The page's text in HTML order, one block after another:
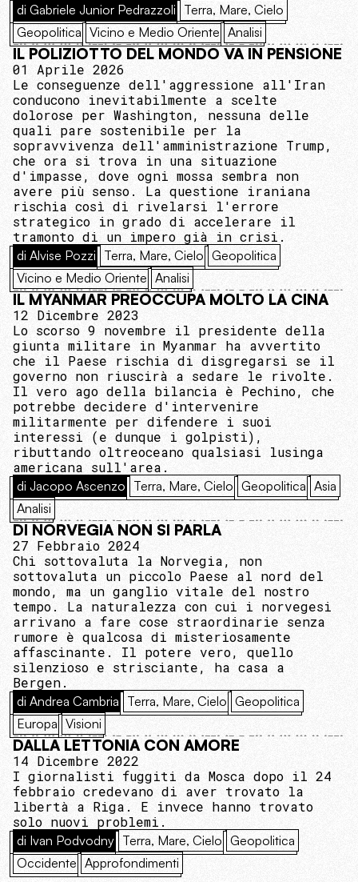
di Gabriele Junior Pedrazzoli Terra, Mare, Cielo
Geopolitica Vicino e Medio Oriente Analisi
IL POLIZIOTTO DEL MONDO VA IN PENSIONE
01 Aprile 2026
Le conseguenze dell'aggressione all'Iran
conducono inevitabilmente a scelte
dolorose per Washington, nessuna delle
quali pare sostenibile per la
sopravvivenza dell'amministrazione Trump,
che ora si trova in una situazione
d'impasse, dove ogni mossa sembra non
avere più senso. La questione iraniana
rischia così di rivelarsi l'errore
strategico in grado di accelerare il
tramonto di un impero già in crisi.
di Alvise Pozzi Terra, Mare, Cielo Geopolitica
Vicino e Medio Oriente Analisi
IL MYANMAR PREOCCUPA MOLTO LA CINA
12 Dicembre 2023
Lo scorso 9 novembre il presidente della
giunta militare in Myanmar ha avvertito
che il Paese rischia di disgregarsi se il
governo non riuscirà a sedare le rivolte.
Il vero ago della bilancia è Pechino, che
potrebbe decidere d'intervenire
militarmente per difendere i suoi
interessi (e dunque i golpisti),
ributtando oltreoceano qualsiasi lusinga
americana sull'area.
di Jacopo Ascenzo Terra, Mare, Cielo Geopolitica Asia
Analisi
DI NORVEGIA NON SI PARLA
27 Febbraio 2024
Chi sottovaluta la Norvegia, non
sottovaluta un piccolo Paese al nord del
mondo, ma un ganglio vitale del nostro
tempo. La naturalezza con cui i norvegesi
arrivano a fare cose straordinarie senza
rumore è qualcosa di misteriosamente
affascinante. Il potere vero, quello
silenzioso e strisciante, ha casa a
Bergen.
di Andrea Cambria Terra, Mare, Cielo Geopolitica
Europa Visioni
DALLA LETTONIA CON AMORE
14 Dicembre 2022
I giornalisti fuggiti da Mosca dopo il 24
febbraio credevano di aver trovato la
libertà a Riga. E invece hanno trovato
solo nuovi problemi.
di Ivan Podvodny Terra, Mare, Cielo Geopolitica
Occidente Approfondimenti